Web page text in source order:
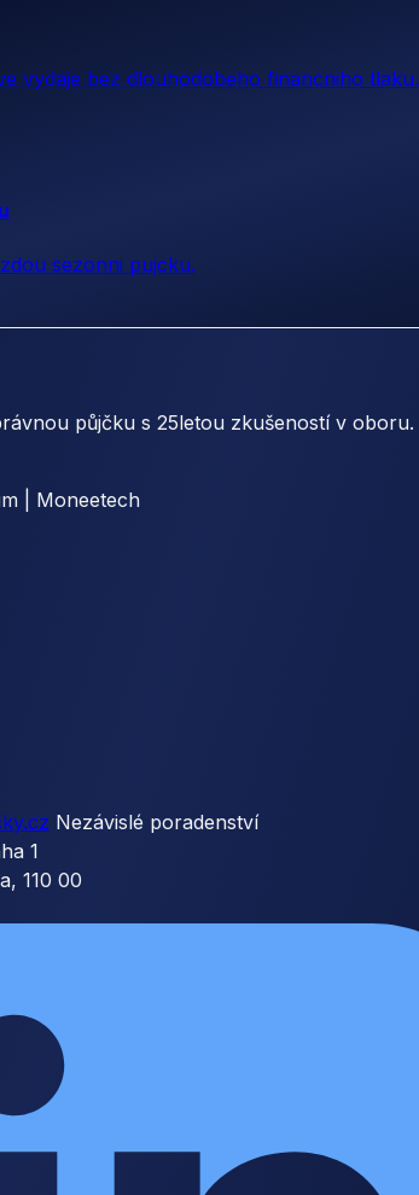
vydaje bez dlouhodobeho financniho tlaku.
sezonni pujcku.
půjčku s 25letou zkušeností v oboru.
| Moneetech
Nezávislé poradenství
1
110 00